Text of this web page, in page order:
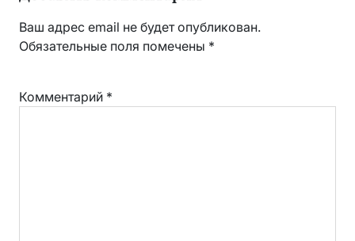
Ваш адрес email не будет опубликован.
Обязательные поля помечены *
Комментарий *